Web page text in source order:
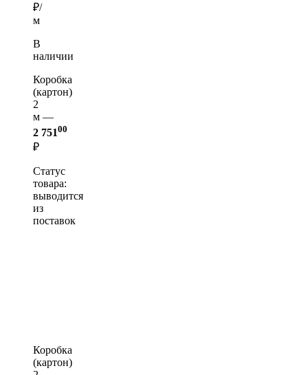
₽/
м
В
наличии
Коробка
(картон)
2
м —
2 75100
₽
Статус
товара:
выводится
из
поставок
Коробка
(картон)